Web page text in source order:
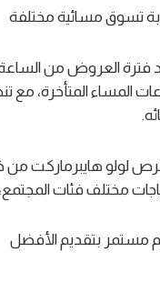
تسوق مسائية مختلفة
المساء المتأخرة،
لولو هايبرماركت من
مختلف فئات
مستمر بتقديم الأفضل